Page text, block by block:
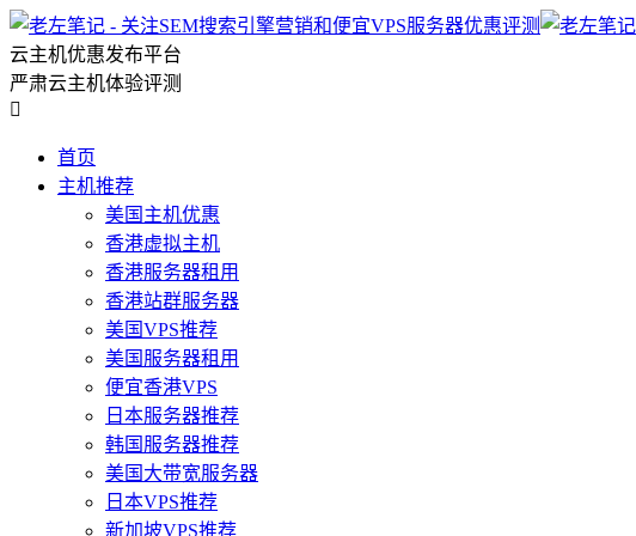
云主机优惠发布平台
严肃云主机体验评测

首页
主机推荐
美国主机优惠
香港虚拟主机
香港服务器租用
香港站群服务器
美国VPS推荐
美国服务器租用
便宜香港VPS
日本服务器推荐
韩国服务器推荐
美国大带宽服务器
日本VPS推荐
新加坡VPS推荐